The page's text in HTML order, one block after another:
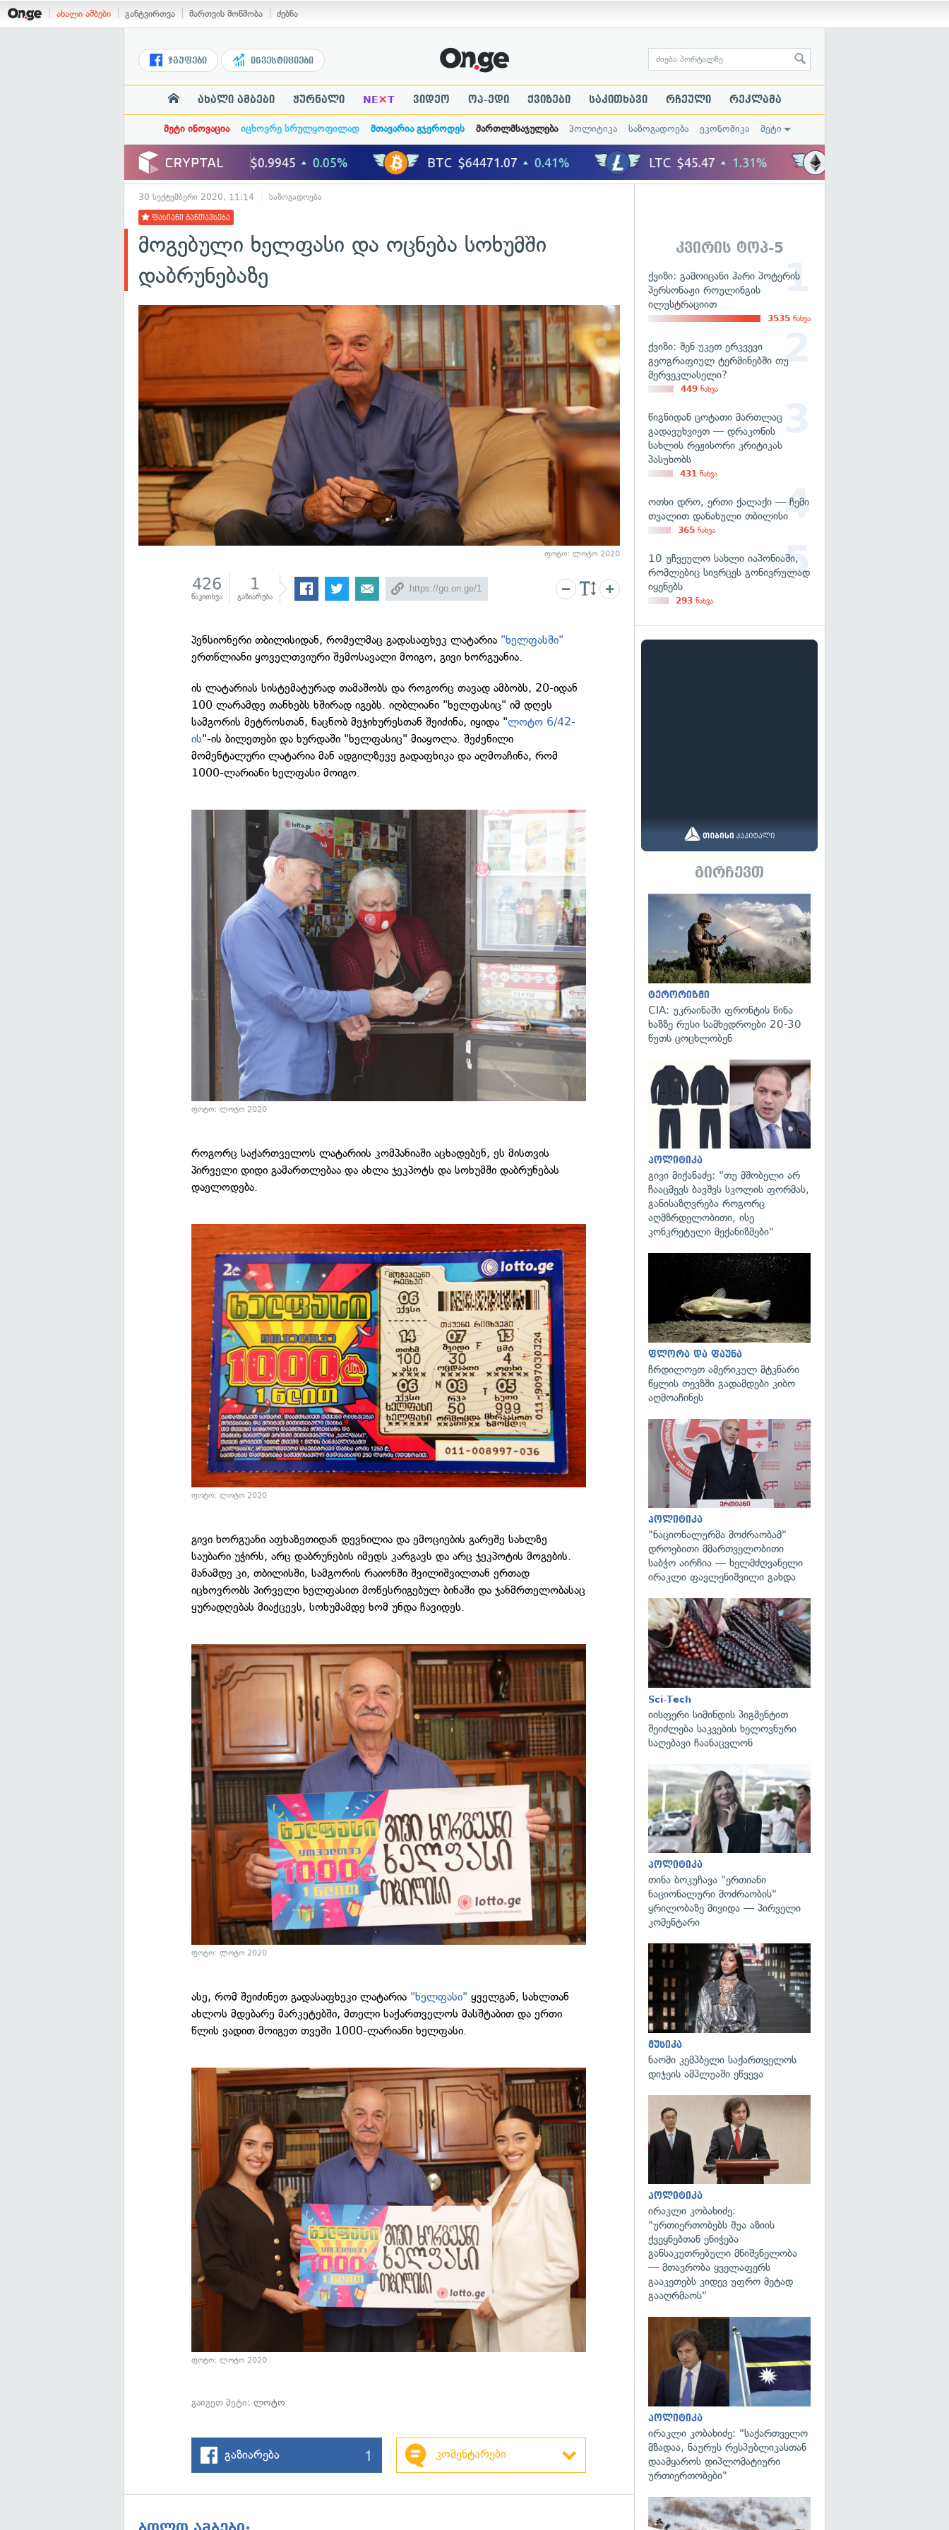
ახალი ამბები განტვირთვა მართვის მოწმობა ძებნა
ჯგუფები ინვესტიციები
ახალი ამბები ჟურნალი NE×T ვიდეო ოპ-ედი ქვიზები საკითხავი რჩეული რეკლამა
მეტი ინოვაცია იცხოვრე სრულყოფილად მთავარია გჯეროდეს მართლმსაჯულება პოლიტიკა საზოგადოება ეკონომიკა მეტი
30 სექტემბერი 2020, 11:14 საზოგადოება
ფასიანი განთავსება
მოგებული ხელფასი და ოცნება სოხუმში
დაბრუნებაზე
ფოტო: ლოტო 2020
426
წაკითხვა
1
გაზიარება
პენსიონერი თბილისიდან, რომელმაც გადასაფხეკ ლატარია "ხელფასში"
ერთწლიანი ყოველთვიური შემოსავალი მოიგო, გივი ხორგუანია.
ის ლატარიას სისტემატურად თამაშობს და როგორც თავად ამბობს, 20-იდან
100 ლარამდე თანხებს ხშირად იგებს. იღბლიანი "ხელფასიც" იმ დღეს
სამგორის მეტროსთან, ნაცნობ მეჯიხურესთან შეიძინა, იყიდა "ლოტო 6/42-
ის"-ის ბილეთები და ხურდაში "ხელფასიც" მიაყოლა. შეძენილი
მომენტალური ლატარია მან ადგილზევე გადაფხიკა და აღმოაჩინა, რომ
1000-ლარიანი ხელფასი მოიგო.
ფოტო: ლოტო 2020
როგორც საქართველოს ლატარიის კომპანიაში აცხადებენ, ეს მისთვის
პირველი დიდი გამართლებაა და ახლა ჯეკპოტს და სოხუმში დაბრუნებას
დაელოდება.
ფოტო: ლოტო 2020
გივი ხორგუანი აფხაზეთიდან დევნილია და ემოციების გარეშე სახლზე
საუბარი უჭირს, არც დაბრუნების იმედს კარგავს და არც ჯეკპოტის მოგების.
მანამდე კი, თბილისში, სამგორის რაიონში შვილიშვილთან ერთად
იცხოვრობს პირველი ხელფასით მოწესრიგებულ ბინაში და ჯანმრთელობასაც
ყურადღებას მიაქცევს, სოხუმამდე ხომ უნდა ჩავიდეს.
ფოტო: ლოტო 2020
ასე, რომ შეიძინეთ გადასაფხეკი ლატარია "ხელფასი" ყველგან, სახლთან
ახლოს მდებარე მარკეტებში, მთელი საქართველოს მასშტაბით და ერთი
წლის ვადით მოიგეთ თვეში 1000-ლარიანი ხელფასი.
ფოტო: ლოტო 2020
გაიგეთ მეტი:ლოტო
გაზიარება 1 კომენტარები
კვირის ტოპ-5
ქვიზი: გამოიცანი ჰარი პოტერის
პერსონაჟი როულინგის
ილუსტრაციით
3535 ნახვა
ქვიზი: შენ უკეთ ერკვევი
გეოგრაფიულ ტერმინებში თუ
მერვეკლასელი?
449 ნახვა
წიგნიდან ცოტათი მართლაც
გადავუხვიეთ — დრაკონის
სახლის რეჟისორი კრიტიკას
პასუხობს
431 ნახვა
ოთხი დრო, ერთი ქალაქი — ჩემი
თვალით დანახული თბილისი
365 ნახვა
10 უჩვეულო სახლი იაპონიაში,
რომლებიც სივრცეს გონივრულად
იყენებს
293 ნახვა
გირჩევთ
ტერორიზმი
CIA: უკრაინაში ფრონტის წინა
ხაზზე რუსი სამხედროები 20-30
წუთს ცოცხლობენ
პოლიტიკა
გივი მიქანაძე: "თუ მშობელი არ
ჩააცმევს ბავშვს სკოლის ფორმას,
განისაზღვრება როგორც
აღმზრდელობითი, ისე
კონკრეტული მექანიზმები"
ფლორა და ფაუნა
ჩრდილოეთ ამერიკულ მტკნარი
წყლის თევზში გადამდები კიბო
აღმოაჩინეს
პოლიტიკა
"ნაციონალურმა მოძრაობამ"
დროებითი მმართველობითი
საბჭო აირჩია — ხელმძღვანელი
ირაკლი ფავლენიშვილი გახდა
Sci-Tech
იისფერი სიმინდის პიგმენტით
შეიძლება საკვების ხელოვნური
საღებავი ჩაანაცვლონ
პოლიტიკა
თინა ბოკუჩავა "ერთიანი
ნაციონალური მოძრაობის"
ყრილობაზე მივიდა — პირველი
კომენტარი
მუსიკა
ნაომი კემპბელი საქართველოს
დიჯეის ამპლუაში ეწვევა
პოლიტიკა
ირაკლი კობახიძე:
"ურთიერთობებს შუა აზიის
ქვეყნებთან ენიჭება
განსაკუთრებული მნიშვნელობა
— მთავრობა ყველაფერს
გააკეთებს კიდევ უფრო მეტად
გააღრმაოს"
პოლიტიკა
ირაკლი კობახიძე: "საქართველო
მზადაა, ნაურუს რესპუბლიკასთან
დაამყაროს დიპლომატიური
ურთიერთობები"